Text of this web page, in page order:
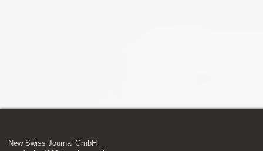
New Swiss Journal GmbH